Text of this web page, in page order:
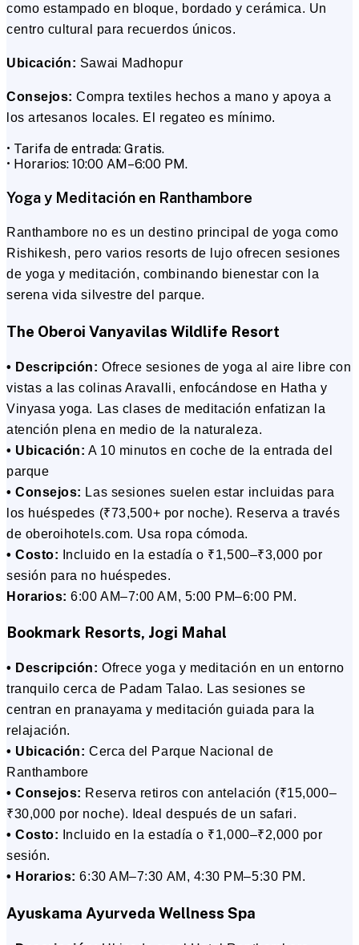
como estampado en bloque, bordado y cerámica. Un
centro cultural para recuerdos únicos.
Ubicación: Sawai Madhopur
Consejos: Compra textiles hechos a mano y apoya a
los artesanos locales. El regateo es mínimo.
• Tarifa de entrada: Gratis.
• Horarios: 10:00 AM–6:00 PM.
Yoga y Meditación en Ranthambore
Ranthambore no es un destino principal de yoga como
Rishikesh, pero varios resorts de lujo ofrecen sesiones
de yoga y meditación, combinando bienestar con la
serena vida silvestre del parque.
The Oberoi Vanyavilas Wildlife Resort
• Descripción: Ofrece sesiones de yoga al aire libre con
vistas a las colinas Aravalli, enfocándose en Hatha y
Vinyasa yoga. Las clases de meditación enfatizan la
atención plena en medio de la naturaleza.
• Ubicación: A 10 minutos en coche de la entrada del
parque
• Consejos: Las sesiones suelen estar incluidas para
los huéspedes (₹73,500+ por noche). Reserva a través
de oberoihotels.com. Usa ropa cómoda.
• Costo: Incluido en la estadía o ₹1,500–₹3,000 por
sesión para no huéspedes.
Horarios: 6:00 AM–7:00 AM, 5:00 PM–6:00 PM.
Bookmark Resorts, Jogi Mahal
• Descripción: Ofrece yoga y meditación en un entorno
tranquilo cerca de Padam Talao. Las sesiones se
centran en pranayama y meditación guiada para la
relajación.
• Ubicación: Cerca del Parque Nacional de
Ranthambore
• Consejos: Reserva retiros con antelación (₹15,000–
₹30,000 por noche). Ideal después de un safari.
• Costo: Incluido en la estadía o ₹1,000–₹2,000 por
sesión.
• Horarios: 6:30 AM–7:30 AM, 4:30 PM–5:30 PM.
Ayuskama Ayurveda Wellness Spa